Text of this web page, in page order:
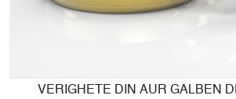
VERIGHETE DIN AUR GALBEN